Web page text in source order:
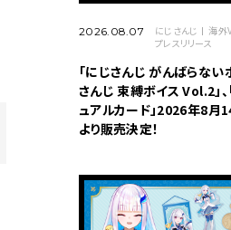
2026.08.07 にじさんじ
海外
プレスリリース
「にじさんじ がんばらない
さんじ 束縛ボイス Vol.2」
ュアルカード」2026年8
より販売決定！